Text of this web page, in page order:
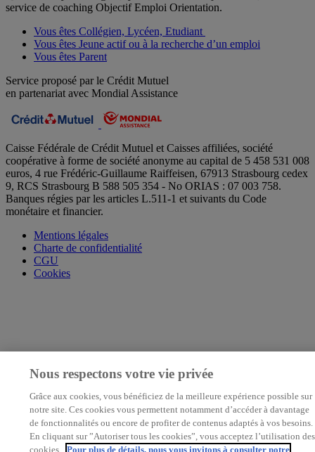
service de coaching Objectif Emploi Orientation.
Vous êtes Collégien, Lycéen, Etudiant
Vous êtes Jeune actif ou à la recherche d’un emploi
Vous êtes Parent
Service proposé par le Crédit Mutuel
en partenariat avec Mondial Assistance
Caisse Fédérale de Crédit Mutuel et Caisses affiliées, société
coopérative à forme de société anonyme au capital de 5 458 531 008
euros, 4 rue Frédéric-Guillaume Raiffeisen, 67913 Strasbourg cedex
9, RCS Strasbourg B 588 505 354 - No ORIAS : 07 003 758.
Banques régies par les articles L.511-1 et suivants du Code
monétaire et financier.
Mentions légales
Charte de confidentialité
CGU
Cookies
Nous respectons votre vie privée
Grâce aux cookies, vous bénéficiez de la meilleure expérience possible sur
notre site. Ces cookies vous permettent notamment d’accéder à davantage
de fonctionnalités ou encore de profiter de contenus adaptés à vos besoins.
En cliquant sur ”Autoriser tous les cookies”, vous acceptez l’utilisation des
cookies.
Pour plus de détails, nous vous invitons à consulter notre